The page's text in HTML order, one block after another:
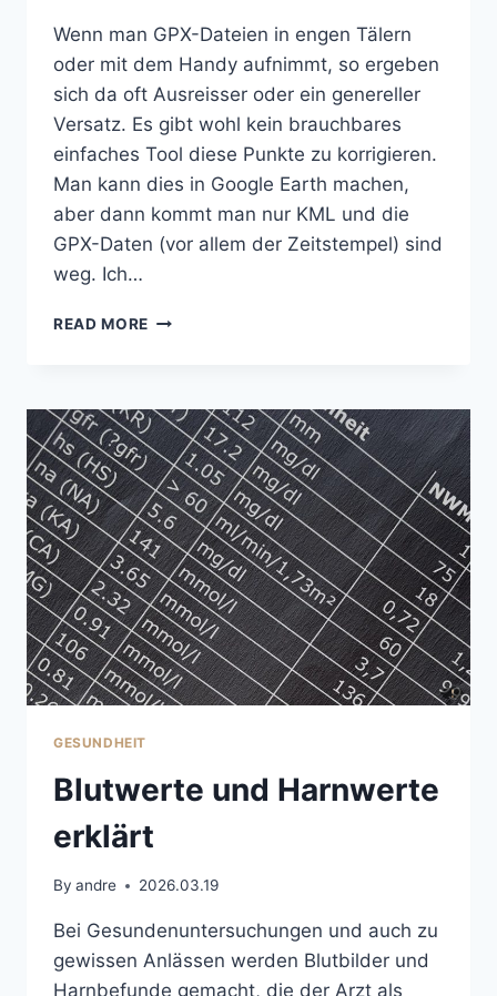
Wenn man GPX-Dateien in engen Tälern
oder mit dem Handy aufnimmt, so ergeben
sich da oft Ausreisser oder ein genereller
Versatz. Es gibt wohl kein brauchbares
einfaches Tool diese Punkte zu korrigieren.
Man kann dies in Google Earth machen,
aber dann kommt man nur KML und die
GPX-Daten (vor allem der Zeitstempel) sind
weg. Ich…
READ MORE GPX-
KORRIGIEREN
GESUNDHEIT
Blutwerte und Harnwerte
erklärt
By andre 2026.03.19
Bei Gesundenuntersuchungen und auch zu
gewissen Anlässen werden Blutbilder und
Harnbefunde gemacht, die der Arzt als